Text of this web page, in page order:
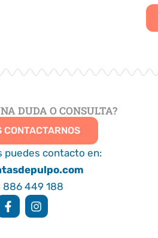
DUDA O CONSULTA?
CONTACTARNOS
puedes contacto en:
886 449 188
F
a
I
n